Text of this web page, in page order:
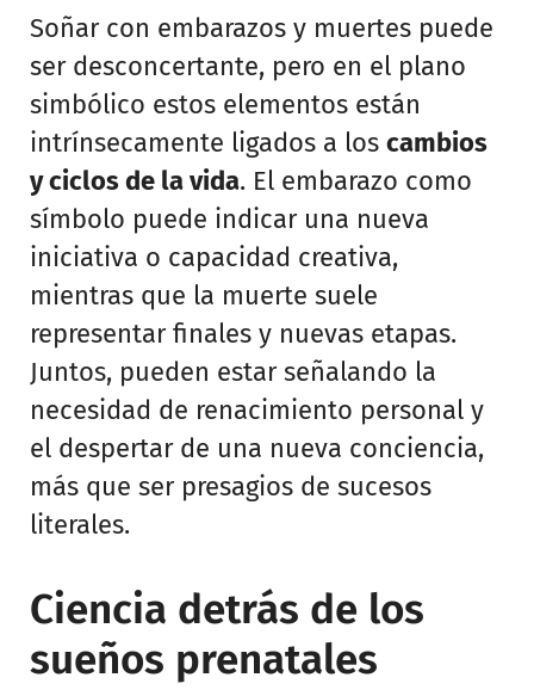
Soñar con embarazos y muertes puede
ser desconcertante, pero en el plano
simbólico estos elementos están
intrínsecamente ligados a los cambios
y ciclos de la vida. El embarazo como
símbolo puede indicar una nueva
iniciativa o capacidad creativa,
mientras que la muerte suele
representar finales y nuevas etapas.
Juntos, pueden estar señalando la
necesidad de renacimiento personal y
el despertar de una nueva conciencia,
más que ser presagios de sucesos
literales.
Ciencia detrás de los
sueños prenatales